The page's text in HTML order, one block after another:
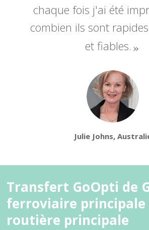
chaque fois j'ai été
combien ils sont
et fiables.
Julie Johns,
Transfert GoOpti de
ferroviaire principale
routière principale